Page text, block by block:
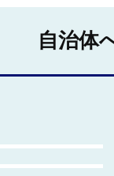
自治体